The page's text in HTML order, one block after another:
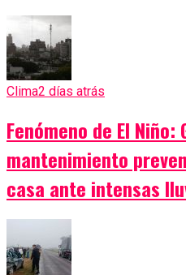
Clima2 días atrás
Fenómeno de El
mantenimiento
casa ante intensas